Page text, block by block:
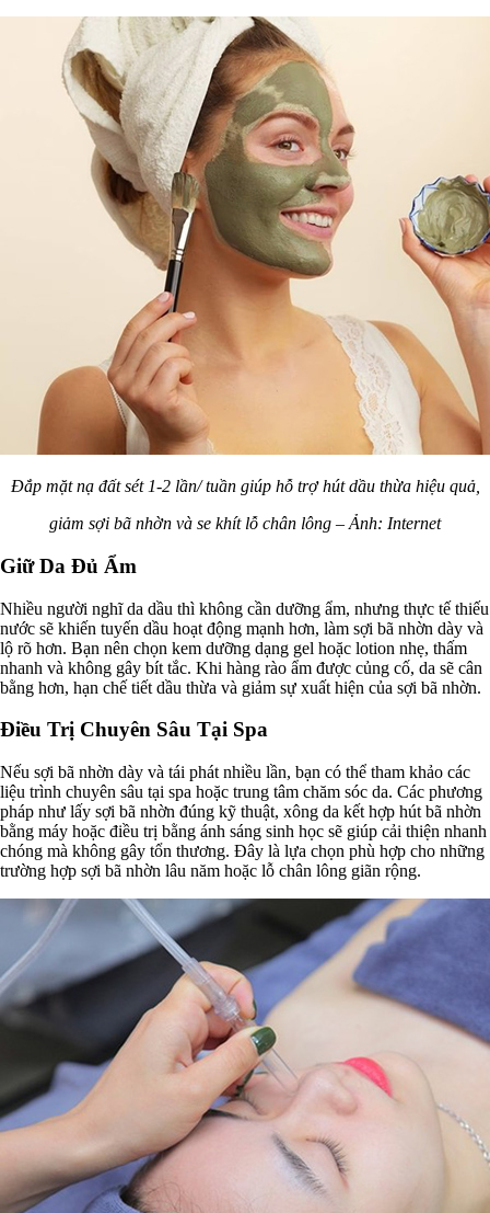
Đắp mặt nạ đất sét 1-2 lần/ tuần giúp hỗ trợ hút dầu thừa hiệu quả,
giảm sợi bã nhờn và se khít lỗ chân lông – Ảnh: Internet
Giữ Da Đủ Ẩm
Nhiều người nghĩ da dầu thì không cần dưỡng ẩm, nhưng thực tế thiếu
nước sẽ khiến tuyến dầu hoạt động mạnh hơn, làm sợi bã nhờn dày và
lộ rõ hơn. Bạn nên chọn kem dưỡng dạng gel hoặc lotion nhẹ, thấm
nhanh và không gây bít tắc. Khi hàng rào ẩm được củng cố, da sẽ cân
bằng hơn, hạn chế tiết dầu thừa và giảm sự xuất hiện của sợi bã nhờn.
Điều Trị Chuyên Sâu Tại Spa
Nếu sợi bã nhờn dày và tái phát nhiều lần, bạn có thể tham khảo các
liệu trình chuyên sâu tại spa hoặc trung tâm chăm sóc da. Các phương
pháp như lấy sợi bã nhờn đúng kỹ thuật, xông da kết hợp hút bã nhờn
bằng máy hoặc điều trị bằng ánh sáng sinh học sẽ giúp cải thiện nhanh
chóng mà không gây tổn thương. Đây là lựa chọn phù hợp cho những
trường hợp sợi bã nhờn lâu năm hoặc lỗ chân lông giãn rộng.